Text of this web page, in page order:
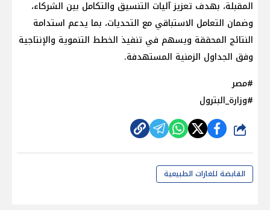
المقبلة، بهدف تعزيز آليات التنسيق والتكامل بين الشركاء،
وضمان التعامل الاستباقي مع التحديات، بما يدعم استدامة
النتائج المحققة ويسهم في تنفيذ الخطط التنموية والإنتاجية
وفق الجداول الزمنية المستهدفة.
#مصر
#وزارة_البترول
شارك
القابضة للغازات الطبيعية